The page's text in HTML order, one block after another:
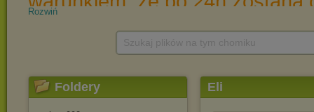
Rozwiń
Foldery Eli